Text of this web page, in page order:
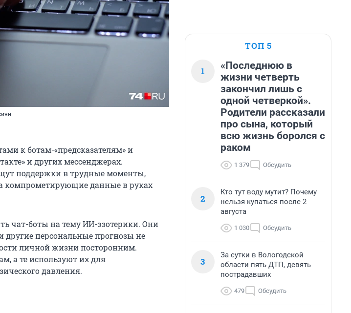
к ботам-«предсказателям» и
и других мессенджерах.
поддержки в трудные моменты,
компрометирующие данные в руках
чат-боты на тему ИИ-эзотерики. Они
другие персональные прогнозы не
личной жизни посторонним.
а те используют их для
давления.
ТОП 5
1
«Последнюю в
жизни четверть
закончил лишь с
одной четверкой».
Родители рассказали
про сына, который
всю жизнь боролся с
раком
1 379 Обсудить
2
Кто тут воду мутит? Почему
нельзя купаться после 2
августа
1 030 Обсудить
3
За сутки в Вологодской
области пять ДТП, девять
пострадавших
479 Обсудить